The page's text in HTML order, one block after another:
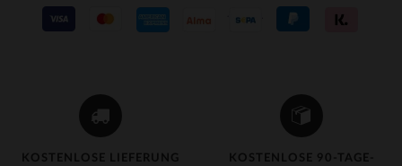
KOSTENLOSE LIEFERUNG
KOSTENLOSE 90-TAGE-